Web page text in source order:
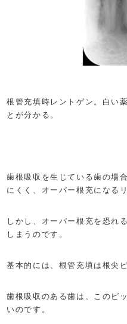
根管充填時レントゲン。白い
とが分かる。
歯根吸収を生じている歯の場
にくく、オーバー根充になる
しかし、オーバー根充を恐れ
しまうのです。
基本的には、根管充填は根尖
歯根吸収のある歯は、このピ
いのです。